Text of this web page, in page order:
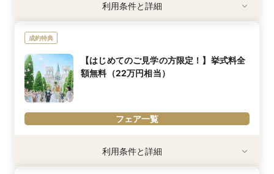
※特典内容は挙式日・人数により異なります
内容詳細
《7月限定◇Amazonギフト券1万円》
来館全組5千円！さらに成約で5千円！
＼日程限定の豪華特典！お得に結婚式を叶えよう♪／
ドレス最大2着無料（70万円相当）＆料理代より20万円サービスな
ど豪華特典をご用意！
最大150万円ご優待のチャンス！
まだ式場決定されていないカップル様、これから見学をスタートさ
利用条件と詳細
成約特典
【はじめてのご見学の方限定！】挙式料全
額無料（22万円相当）
フェア一覧
利用条件と詳細